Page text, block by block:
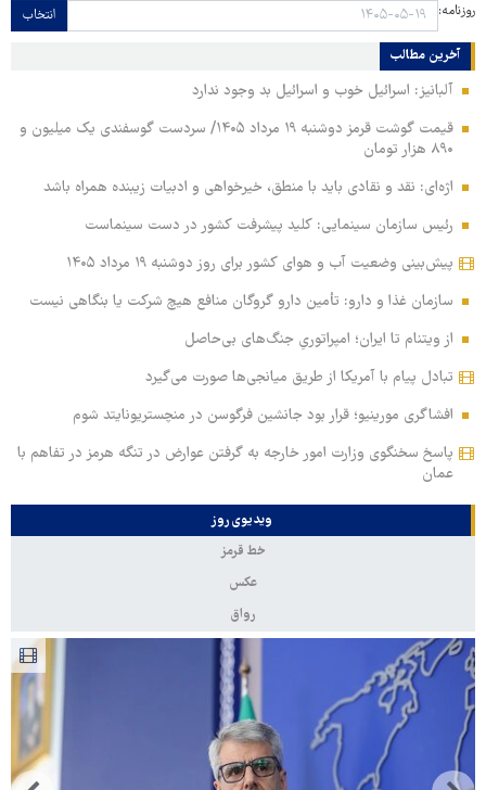
روزنامه: انتخاب
آخرین مطالب
آلبانیز: اسرائیل خوب و اسرائیل بد وجود ندارد
قیمت گوشت قرمز دوشنبه ۱۹ مرداد ۱۴۰۵/ سردست گوسفندی یک میلیون و
۸۹۰ هزار تومان
اژه‌ای: نقد و نقادی باید با منطق، خیرخواهی و ادبیات زیبنده همراه باشد
رئیس سازمان سینمایی: کلید پیشرفت کشور در دست سینماست
پیش‌بینی وضعیت آب و هوای کشور برای روز دوشنبه ۱۹ مرداد ۱۴۰۵
سازمان غذا و دارو: تأمین دارو گروگان منافع هیچ شرکت یا بنگاهی نیست
از ویتنام تا ایران؛ امپراتوریِ جنگ‌های بی‌حاصل
تبادل پیام با آمریکا از طریق میانجی‌ها صورت می‌گیرد
افشاگری مورینیو؛ قرار بود جانشین فرگوسن در منچستریونایتد شوم
پاسخ سخنگوی وزارت امور خارجه به گرفتن عوارض در تنگه هرمز در تفاهم با
عمان
ویدیوی روز
خط قرمز
عکس
رواق